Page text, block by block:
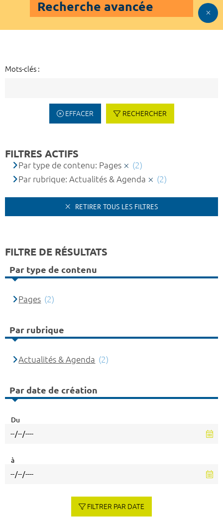
Recherche avancée
Mots-clés :
EFFACER RECHERCHER
FILTRES ACTIFS
Par type de contenu: Pages
(2)
Par rubrique: Actualités & Agenda
(2)
RETIRER TOUS LES FILTRES
FILTRE DE RÉSULTATS
Par type de contenu
Pages (2)
Par rubrique
Actualités & Agenda (2)
Par date de création
Du
à
FILTRER PAR DATE